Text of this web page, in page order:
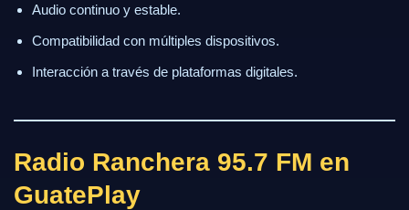
Audio continuo y estable.
Compatibilidad con múltiples dispositivos.
Interacción a través de plataformas digitales.
Radio Ranchera 95.7 FM en
GuatePlay